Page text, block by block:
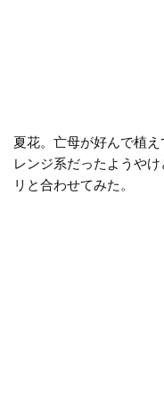
夏花。亡母が好んで植
レンジ系だったようや
リと合わせてみた。